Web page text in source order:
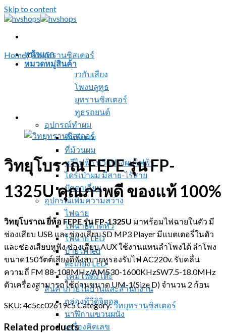
Skip to content
หน้าแรก
หมวดหมู่สินค้า
สินค้าเกี่ยวกับเสียง
ลำโพงบลูทูธ
วิทยุทรานซิสเตอร์
บลูทูธรถยนต์
อุปกรณ์ทำผม
ที่หนีบผม
ที่ม้วนผม
หวีไฟฟ้า หวีแปรงผมไฟฟ้า
ไดร์เป่าผม มีสาย-ไร้สาย
ปัตตาเลี่ยน
อุปกรณ์เพิ่มความสว่าง
ไฟฉาย
ไฟฉายคาดหัว
ไฟฉาย LED
ป้ายไฟ led
ตะเกียง LED
โคมไฟตั้งโต๊ะ
สินค้าภายในบ้านและสำนักงาน
กล่องทีวีดิจิตอล
นาฬิกาแขวนผนัง
เครื่องคิดเลข
Home/วิทยุทรานซิสเตอร์
วิทยุโบราณ FEPE รุ่น FP-
1325U คุณภาพดี ของแท้ 100%
วิทยุโบราณ ยี่ห้อ FEPE รุ่น FP-1325U มาพร้อมไฟฉายในตัว มี
ช่องเสียบ USB และช่องเสียบ SD MP3 Player มีแบตเตอรี่ในตัว
และช่องเสียบหูฟัง ช่องเสียบ AUX ใช้งานแทนลำโพงได้ ลำโพง
ขนาด150วัตต์เสียงดีฟังสบายหูรองรับไฟ AC220v. รับคลื่น
ความถี่ FM 88-108MHz/AM530-1600KHzSW7.5-18.0MHz
ตัวเครื่องสามารถใช้ถ่านขนาด UM-1(Size D) จำนวน 2 ก้อน
SKU: 4c5cc02619c5Category:วิทยุทรานซิสเตอร์
Related products